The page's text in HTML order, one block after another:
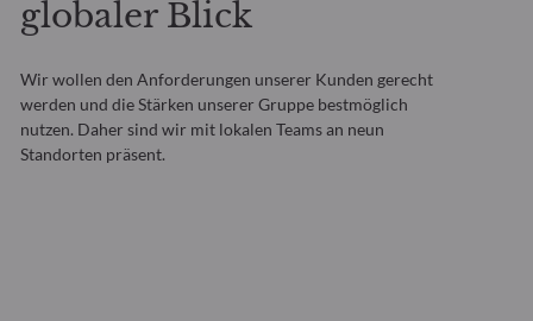
globaler Blick
Wir wollen den Anforderungen unserer Kunden gerecht
werden und die Stärken unserer Gruppe bestmöglich
nutzen. Daher sind wir mit lokalen Teams an neun
Standorten präsent.